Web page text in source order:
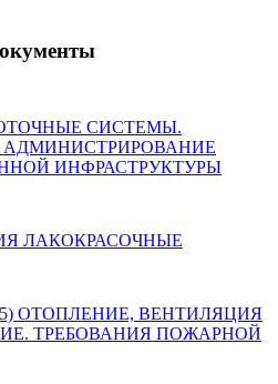
СИСТЕМЫ.
ИНФРАСТРУКТУРЫ
ЛАКОКРАСОЧНЫЕ
ОТОПЛЕНИЕ, ВЕНТИЛЯЦИЯ
ТРЕБОВАНИЯ ПОЖАРНОЙ